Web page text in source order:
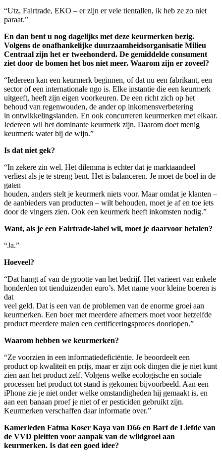
“Utz, Fairtrade, EKO – er zijn er vele tientallen, ik heb ze zo niet
paraat.”
En dan bent u nog dagelijks met deze keurmerken bezig.
Volgens de onafhankelijke duurzaamheidsorganisatie Milieu
Centraal zijn het er tweehonderd. De gemiddelde consument
ziet door de bomen het bos niet meer. Waarom zijn er zoveel?
“Iedereen kan een keurmerk beginnen, of dat nu een fabrikant, een
sector of een internationale ngo is. Elke instantie die een keurmerk
uitgeeft, heeft zijn eigen voorkeuren. De een richt zich op het
behoud van regenwouden, de ander op inkomensverbetering
in ontwikkelingslanden. En ook concurreren keurmerken met elkaar.
Iedereen wil het dominante keurmerk zijn. Daarom doet menig
keurmerk water bij de wijn.”
Is dat niet gek?
“In zekere zin wel. Het dilemma is echter dat je marktaandeel
verliest als je te streng bent. Het is balanceren. Je moet de boel in de
gaten
houden, anders stelt je keurmerk niets voor. Maar omdat je klanten –
de aanbieders van producten – wilt behouden, moet je af en toe iets
door de vingers zien. Ook een keurmerk heeft inkomsten nodig.”
Want, als je een Fairtrade-label wil, moet je daarvoor betalen?
“Ja.”
Hoeveel?
“Dat hangt af van de grootte van het bedrijf. Het varieert van enkele
honderden tot tienduizenden euro’s. Met name voor kleine boeren is
dat
veel geld. Dat is een van de problemen van de enorme groei aan
keurmerken. Een boer met meerdere afnemers moet voor hetzelfde
product meerdere malen een certificeringsproces doorlopen.”
Waarom hebben we keurmerken?
“Ze voorzien in een informatiedeficiëntie. Je beoordeelt een
product op kwaliteit en prijs, maar er zijn ook dingen die je niet kunt
zien aan het product zelf. Volgens welke ecologische en sociale
processen het product tot stand is gekomen bijvoorbeeld. Aan een
iPhone zie je niet onder welke omstandigheden hij gemaakt is, en
aan een banaan proef je niet of er pesticiden gebruikt zijn.
Keurmerken verschaffen daar informatie over.”
Kamerleden Fatma Koser Kaya van D66 en Bart de Liefde van
de VVD pleitten voor aanpak van de wildgroei aan
keurmerken. Is dat een goed idee?